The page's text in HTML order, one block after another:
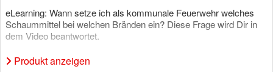
eLearning: Wann setze ich als kommunale Feuerwehr welches
Schaummittel bei welchen Bränden ein? Diese Frage wird Dir in
dem Video beantwortet.
Produkt anzeigen